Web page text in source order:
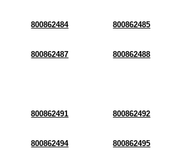
800862484 800862485
800862487 800862488
800862491 800862492
800862494 800862495